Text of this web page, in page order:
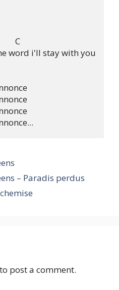
word i'll stay with you
– Paradis perdus
to post a comment.